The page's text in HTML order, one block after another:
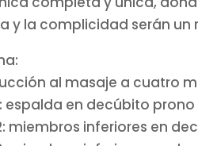
y la complicidad serán un
al masaje a cuatro
espalda en decúbito prono
miembros inferiores en